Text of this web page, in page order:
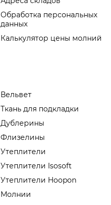
Обработка персональных
данных
Калькулятор цены молний
Вельвет
Ткань для подкладки
Дублерины
Флизелины
Утеплители
Утеплители Isosoft
Утеплители Hoopon
Молнии